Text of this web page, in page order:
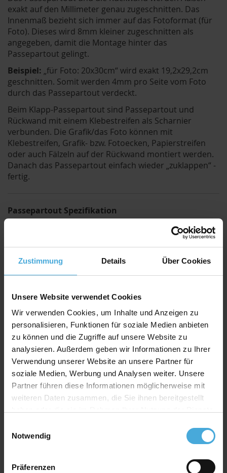
Zustimmung Details Über Cookies
Unsere Website verwendet Cookies
Wir verwenden Cookies, um Inhalte und Anzeigen zu
personalisieren, Funktionen für soziale Medien anbieten
zu können und die Zugriffe auf unsere Website zu
analysieren. Außerdem geben wir Informationen zu Ihrer
Verwendung unserer Website an unsere Partner für
soziale Medien, Werbung und Analysen weiter. Unsere
Partner führen diese Informationen möglicherweise mit
weiteren Daten zusammen, die Sie ihnen bereitgestellt
Notwendig
Präferenzen
exakt auf den Millimeter genau zugeschnitten. Das
Innenmaß bezieht sich immer auf das Fotoformat (für
Foto). Dieses wird 8mm kleiner zugeschnitten als
angegeben, damit die Montage hinter das
Passepartout gelingt.
Beispiel: „für Foto: 20x30cm“ wird exakt 19,2x29,2cm
geschnitten. Somit werden 4mm pro Seite vom Foto
durch das Passepartout verdeckt.
Beim Klapp-Passepartout sind Passepartout und
Rückwand mit einem Klebestreifen als Scharnier
verbunden. Die Grafik/das Foto können mit
Klebestreifen, Grafik- bzw. Fotoecken, Papierstreifen
oder auch Fälzeln auf der Rückwand montiert werden.
Danach das Passepartout einfach wieder „zuklappen“ -
fertig.
Passepartout Spezifikation
Stäke: 1,4mm (optional auch mit 2,0mm oder
Kern: weiß
Material: 100% Alphazellulose (
Rückwand Spezifikation
Stärke: 1,4mm
Farbe: weiß
Material: 100% Alphazellulose
Qualitativ hochwertiger Passepartoutkarton für
alle Fälle zu einem attraktiven Preis-Werte-
Die Serie „WhiteAlpha
“ steht für einen hoch weißen
erhalten durch den weißen Schrägschnitt eine klare